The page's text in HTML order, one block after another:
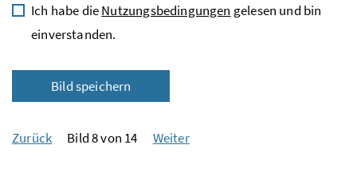
Ich habe dieNutzungsbedingungen gelesen und bin
einverstanden.
Bild speichern
Zurück Bild 8 von 14 Weiter